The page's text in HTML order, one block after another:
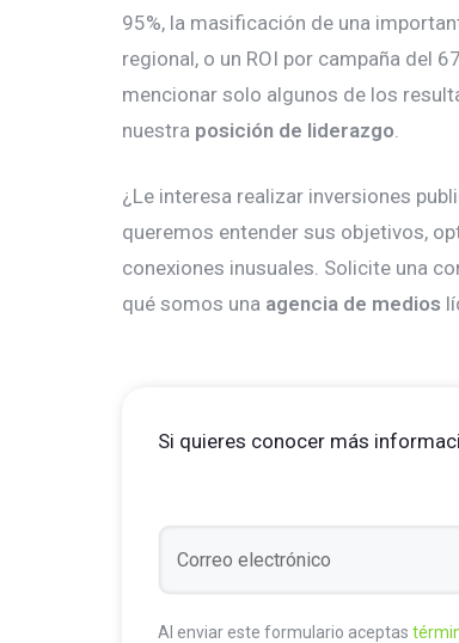
95%, la masificación de una
regional, o un ROI por campaña del
mencionar solo algunos de los
nuestra posición de liderazgo.
¿Le interesa realizar inversiones
queremos entender sus objetivos,
conexiones inusuales. Solicite una
qué somos una agencia de medios
Si quieres conocer más
Al enviar este formulario aceptas